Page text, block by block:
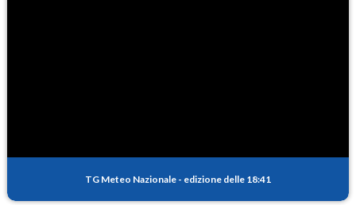
TG Meteo Nazionale - edizione delle 18:41